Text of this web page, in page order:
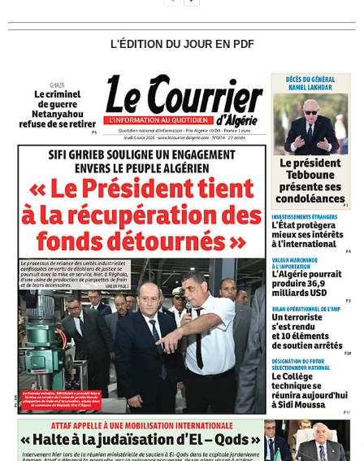
L'ÉDITION DU JOUR EN PDF